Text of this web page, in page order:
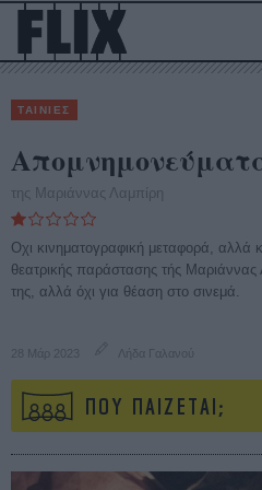
ΤΑΙΝΙΕΣ
της Μαριάννας Λαμπίρη
Οχι κινηματογραφική μεταφορά, αλλά
θεατρικής παράστασης τής Μαριάννας
της, αλλά όχι για θέαση στο σινεμά.
28 Μάρ 2023 Λήδα Γαλανού
ΠΟΥ ΠΑΙΖΕΤΑΙ;